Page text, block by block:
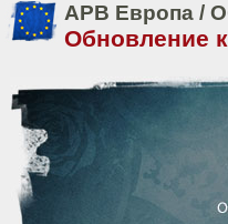
APB Европа /
Обновление